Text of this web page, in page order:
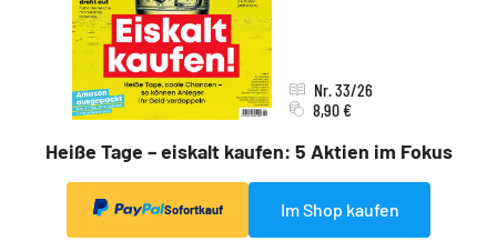
Heiße Tage – eiskalt kaufen: 5 Aktien im Fokus
Nr. 33/26
8,90 €
Sofortkauf Im Shop kaufen